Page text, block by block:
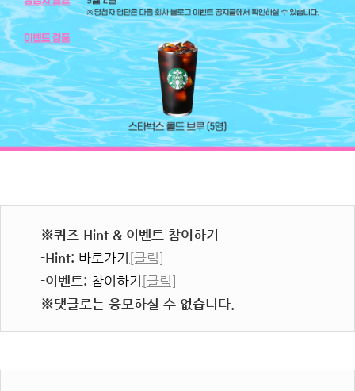
※퀴즈 Hint & 이벤트 참여하기
-Hint: 바로가기 [클릭]
-이벤트: 참여하기 [클릭]
※댓글로는 응모하실 수 없습니다.